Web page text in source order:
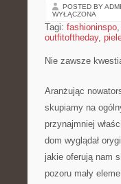
POSTED BY
WYŁĄCZONA
Tagi: fashioninspo,
outfitoftheday,
Nie zawsze
Aranżując
skupiamy na
przynajmniej
dom wyglądał
jakie oferują nam
pozoru mały